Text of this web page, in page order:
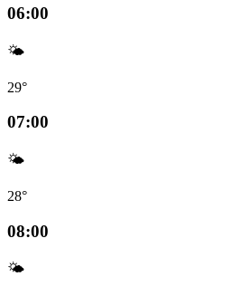
06:00
🌤️
29°
07:00
🌤️
28°
08:00
🌤️